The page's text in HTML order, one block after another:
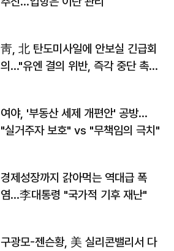
靑, 北 탄도미사일에 안보실 긴급회
의…"유엔 결의 위반, 즉각 중단 촉
여야, '부동산 세제 개편안' 공방…
"실거주자 보호" vs "무책임의 극치"
경제성장까지 갉아먹는 역대급 폭
염…李대통령 "국가적 기후 재난"
구광모-젠슨황, 美 실리콘밸리서 다